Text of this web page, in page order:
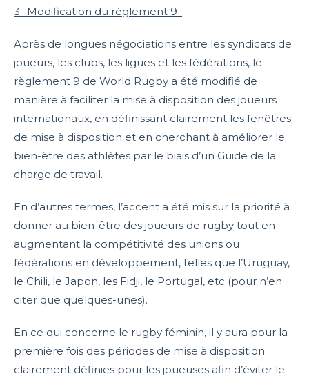
3- Modification du règlement 9 :
Après de longues négociations entre les syndicats de
joueurs, les clubs, les ligues et les fédérations, le
règlement 9 de World Rugby a été modifié de
manière à faciliter la mise à disposition des joueurs
internationaux, en définissant clairement les fenêtres
de mise à disposition et en cherchant à améliorer le
bien-être des athlètes par le biais d’un Guide de la
charge de travail.
En d’autres termes, l’accent a été mis sur la priorité à
donner au bien-être des joueurs de rugby tout en
augmentant la compétitivité des unions ou
fédérations en développement, telles que l’Uruguay,
le Chili, le Japon, les Fidji, le Portugal, etc (pour n’en
citer que quelques-unes).
En ce qui concerne le rugby féminin, il y aura pour la
première fois des périodes de mise à disposition
clairement définies pour les joueuses afin d’éviter le